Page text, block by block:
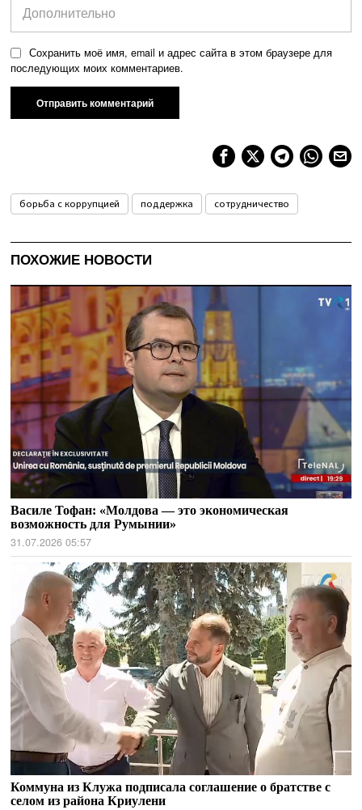
Сохранить моё имя, email и адрес сайта в этом браузере для
последующих моих комментариев.
борьба с коррупцией поддержка сотрудничество
ПОХОЖИЕ НОВОСТИ
Василе Тофан: «Молдова — это экономическая
возможность для Румынии»
31.07.2026 05:57
Коммуна из Клужа подписала соглашение о братстве с
селом из района Криулени